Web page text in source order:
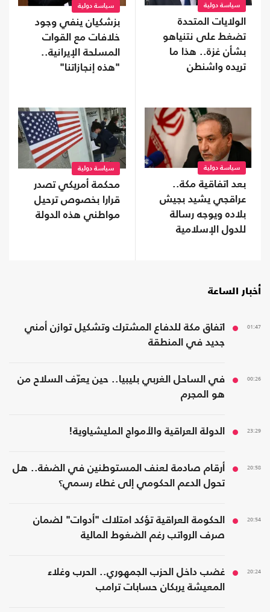
سياسة دولية
الولايات المتحدة
تضغط على نتنياهو
بشأن غزة.. هذا ما
تريده واشنطن
سياسة دولية
بزشكيان ينفي وجود
خلافات مع القوات
المسلحة الإيرانية..
"هذه إنجازاتنا"
سياسة دولية
بعد اتفاقية مكة..
عراقجي يشيد بجيش
بلاده ويوجه رسالة
للدول الإسلامية
سياسة دولية
محكمة أمريكي تصدر
قرارا بخصوص ترحيل
مواطني هذه الدولة
أخبار الساعة
01:47
اتفاق مكة للدفاع المشترك وتشكيل توازن أمني
جديد في المنطقة
00:26
في الساحل الغربي بليبيا.. حين يعرّف السلاح من
هو المجرم
23:29 الدولة العراقية والأمواج المليشياوية!
20:58
أرقام صادمة لعنف المستوطنين في الضفة.. هل
تحول الدعم الحكومي إلى غطاء رسمي؟
20:54
الحكومة العراقية تؤكد امتلاك "أدوات" لضمان
صرف الرواتب رغم الضغوط المالية
20:24
غضب داخل الحزب الجمهوري.. الحرب وغلاء
المعيشة يربكان حسابات ترامب